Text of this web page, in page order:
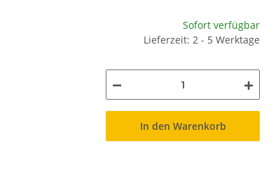
Sofort verfügbar
Lieferzeit: 2 - 5 Werktage
In den Warenkorb